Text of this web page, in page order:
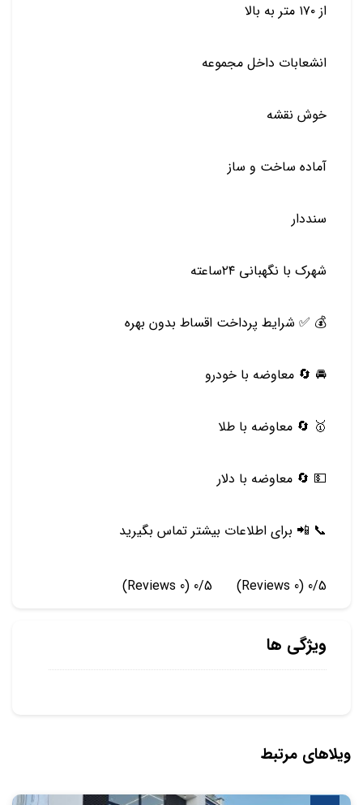
از ۱۷۰ متر به بالا
انشعابات داخل مجموعه
خوش نقشه
آماده ساخت و ساز
سنددار
شهرک با نگهبانی ۲۴ساعته
💰 ✅ شرایط پرداخت اقساط بدون بهره
🚘 🔄 معاوضه با خودرو
🥇 🔄 معاوضه با طلا
💵 🔄 معاوضه با دلار
📞 📲 برای اطلاعات بیشتر تماس بگیرید
0/5
(0 Reviews)
0/5
(0 Reviews)
ویژگی ها
ویلاهای مرتبط